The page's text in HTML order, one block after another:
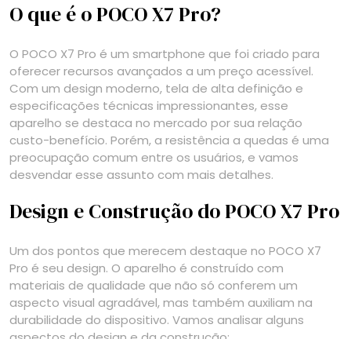
O que é o POCO X7 Pro?
O POCO X7 Pro é um smartphone que foi criado para
oferecer recursos avançados a um preço acessível.
Com um design moderno, tela de alta definição e
especificações técnicas impressionantes, esse
aparelho se destaca no mercado por sua relação
custo-benefício. Porém, a resistência a quedas é uma
preocupação comum entre os usuários, e vamos
desvendar esse assunto com mais detalhes.
Design e Construção do POCO X7 Pro
Um dos pontos que merecem destaque no POCO X7
Pro é seu design. O aparelho é construído com
materiais de qualidade que não só conferem um
aspecto visual agradável, mas também auxiliam na
durabilidade do dispositivo. Vamos analisar alguns